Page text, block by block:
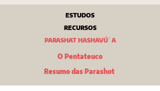
ESTUDOS
RECURSOS
PARASHAT HASHAVÚʿA
O Pentateuco
Resumo das Parashot